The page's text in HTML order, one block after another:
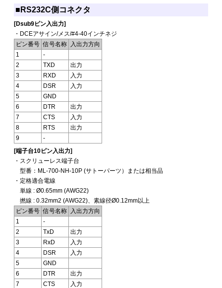
■RS232C側コネクタ
[Dsub9ピン入出力]
・DCEアサイン/メス/#4-40インチネジ
ピン番号 信号名称
入出力方向
1
-
2
TXD
出力
3
RXD
入力
4
DSR
入力
5
GND
6
DTR
出力
7
CTS
入力
8
RTS
出力
9
-
[端子台10ピン入出力]
・スクリューレス端子台
型番：ML-700-NH-10P (サトーパーツ）または相当品
・定格適合電線
単線 : Ø0.65mm (AWG22)
撚線 : 0.32mm2 (AWG22)、素線径Ø0.12mm以上
ピン番号 信号名称
入出力方向
1
-
2
TxD
出力
3
RxD
入力
4
DSR
入力
5
GND
6
DTR
出力
7
CTS
入力